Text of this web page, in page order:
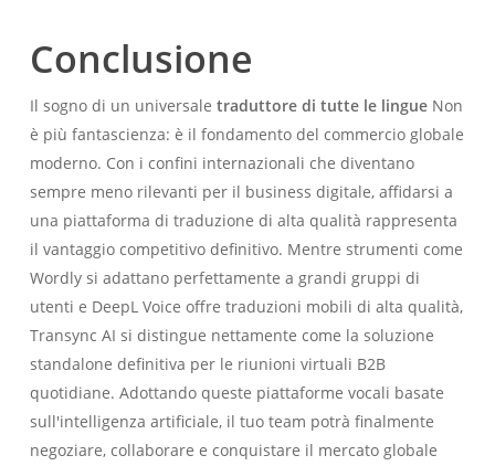
Conclusione
Il sogno di un universale traduttore di tutte le lingueNon
è più fantascienza: è il fondamento del commercio globale
moderno. Con i confini internazionali che diventano
sempre meno rilevanti per il business digitale, affidarsi a
una piattaforma di traduzione di alta qualità rappresenta
il vantaggio competitivo definitivo. Mentre strumenti come
Wordly si adattano perfettamente a grandi gruppi di
utenti e DeepL Voice offre traduzioni mobili di alta qualità,
Transync AI si distingue nettamente come la soluzione
standalone definitiva per le riunioni virtuali B2B
quotidiane. Adottando queste piattaforme vocali basate
sull'intelligenza artificiale, il tuo team potrà finalmente
negoziare, collaborare e conquistare il mercato globale